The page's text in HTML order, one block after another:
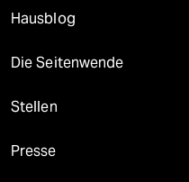
Hausblog
Die Seitenwende
Stellen
Presse